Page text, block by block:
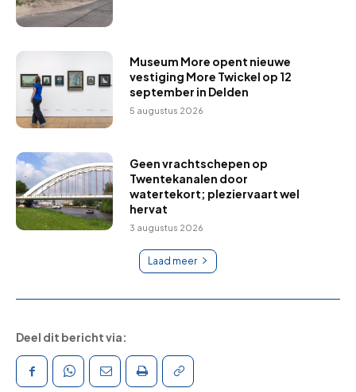
Museum More opent nieuwe
vestiging More Twickel op 12
september in Delden
5 augustus 2026
Geen vrachtschepen op
Twentekanalen door
watertekort; pleziervaart wel
hervat
3 augustus 2026
Laad meer
Deel dit bericht via: